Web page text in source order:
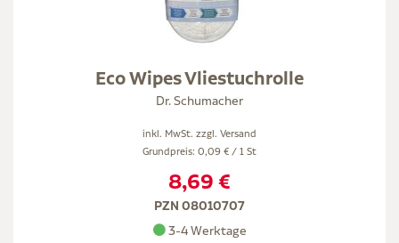
Eco Wipes Vliestuchrolle
Dr. Schumacher
inkl. MwSt. zzgl. Versand
Grundpreis: 0,09 € / 1 St
8,69 €
PZN 08010707
3-4 Werktage